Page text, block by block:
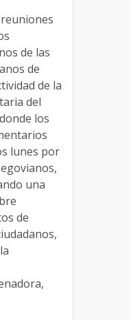
de las
de
de la
del
los
lunes por
una
de